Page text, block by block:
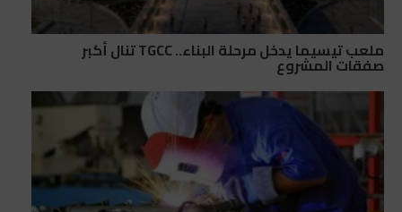
ملعب تيسيما يدخل مرحلة البناء.. TGCC تنال أكبر
صفقات المشروع